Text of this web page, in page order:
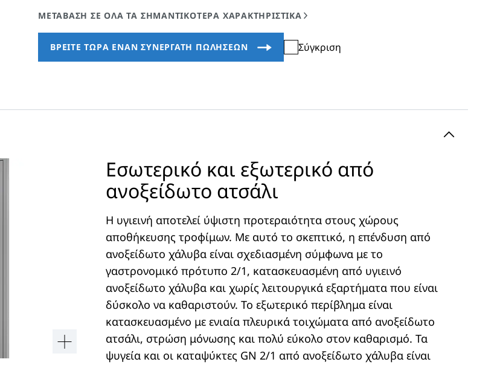
Σύγκριση
Εσωτερικό και εξωτερικό από
ανοξείδωτο ατσάλι
Η υγιεινή αποτελεί ύψιστη προτεραιότητα στους χώρους
αποθήκευσης τροφίμων. Με αυτό το σκεπτικό, η επένδυση από
ανοξείδωτο χάλυβα είναι σχεδιασμένη σύμφωνα με το
γαστρονομικό πρότυπο 2/1, κατασκευασμένη από υγιεινό
ανοξείδωτο χάλυβα και χωρίς λειτουργικά εξαρτήματα που είναι
δύσκολο να καθαριστούν. Το εξωτερικό περίβλημα είναι
κατασκευασμένο με ενιαία πλευρικά τοιχώματα από ανοξείδωτο
ατσάλι, στρώση μόνωσης και πολύ εύκολο στον καθαρισμό. Τα
ψυγεία και οι καταψύκτες GN 2/1 από ανοξείδωτο χάλυβα είναι